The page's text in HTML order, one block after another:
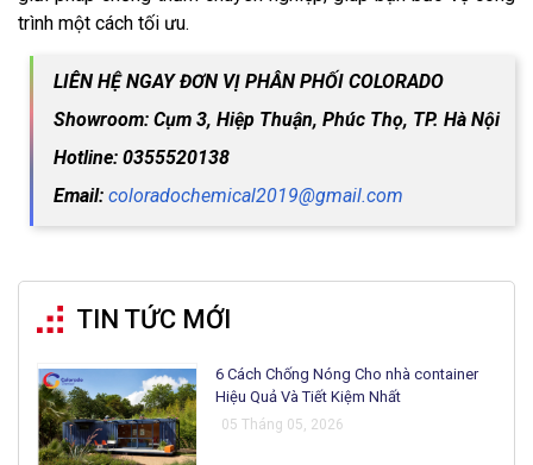
trình một cách tối ưu.
LIÊN HỆ NGAY ĐƠN VỊ PHÂN PHỐI COLORADO
Showroom: Cụm 3, Hiệp Thuận, Phúc Thọ, TP. Hà Nội
Hotline: 0355520138
Email: coloradochemical2019@gmail.com
TIN TỨC MỚI
6 Cách Chống Nóng Cho nhà container
Hiệu Quả Và Tiết Kiệm Nhất
05 Tháng 05, 2026